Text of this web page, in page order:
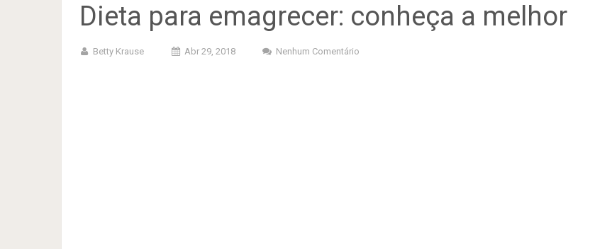
Dieta para emagrecer: conheça a melhor
Betty Krause Abr 29, 2018 Nenhum Comentário